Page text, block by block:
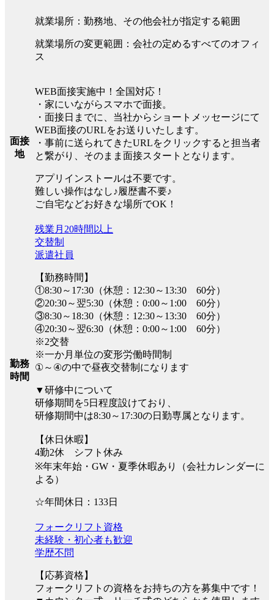
就業場所：勤務地、その他会社が指定する範囲
就業場所の変更範囲：会社の定めるすべてのオフィ
ス
面接
地
WEB面接実施中！全国対応！
・家にいながらスマホで面接。
・面接日までに、当社からショートメッセージにて
WEB面接のURLをお送りいたします。
・事前に送られてきたURLをクリックすると担当者
と繋がり、そのまま面接スタートとなります。
アプリインストールは不要です。
難しい操作はなし♪履歴書不要♪
ご自宅などお好きな場所でOK！
勤務
時間
残業月20時間以上
交替制
派遣社員
【勤務時間】
①8:30～17:30（休憩：12:30～13:30 60分）
②20:30～翌5:30（休憩：0:00～1:00 60分）
③8:30～18:30（休憩：12:30～13:30 60分）
④20:30～翌6:30（休憩：0:00～1:00 60分）
※2交替
※一か月単位の変形労働時間制
①～④の中で昼夜交替制になります
▼研修中について
研修期間を5日程度設けており、
研修期間中は8:30～17:30の日勤専属となります。
【休日休暇】
4勤2休 シフト休み
※年末年始・GW・夏季休暇あり（会社カレンダーに
よる）
☆年間休日：133日
フォークリフト資格
未経験・初心者も歓迎
学歴不問
【応募資格】
フォークリフトの資格をお持ちの方を募集中です！